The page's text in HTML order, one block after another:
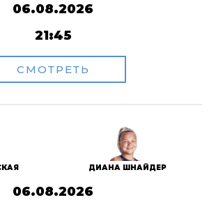
06.08.2026
21:45
СМОТРЕТЬ
ДИАНА ШНАЙДЕР
06.08.2026